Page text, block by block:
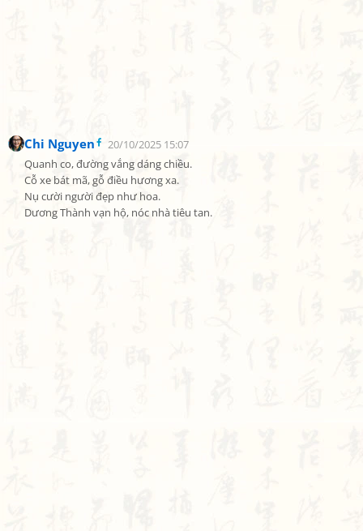
Chi Nguyen
20/10/2025 15:07
Quanh co, đường vắng dáng chiều.
Cỗ xe bát mã, gỗ điều hương xa.
Nụ cười người đẹp như hoa.
Dương Thành vạn hộ, nóc nhà tiêu tan.